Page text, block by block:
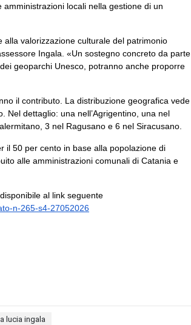
locali nella gestione di un
valorizzazione culturale del patrimonio
Ingala. «Un sostegno concreto da parte
geoparchi Unesco, potranno anche proporre
il contributo. La distribuzione geografica vede
Nel dettaglio: una nell’Agrigentino, una nel
3 nel Ragusano e 6 nel Siracusano.
il 50 per cento in base alla popolazione di
alle amministrazioni comunali di Catania e
al link seguente
n-265-s4-27052026
lucia ingala